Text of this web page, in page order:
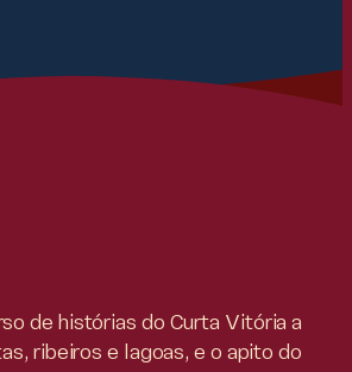
de histórias do Curta Vitória a
ribeiros e lagoas, e o apito do